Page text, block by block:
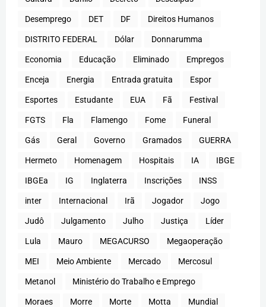
Desemprego DET DF Direitos Humanos
DISTRITO FEDERAL Dólar Donnarumma
Economia Educação Eliminado Empregos
Enceja Energia Entrada gratuita Espor
Esportes Estudante EUA Fã Festival
FGTS Fla Flamengo Fome Funeral
Gás Geral Governo Gramados GUERRA
Hermeto Homenagem Hospitais IA IBGE
IBGEa IG Inglaterra Inscrições INSS
inter Internacional Irã Jogador Jogo
Judô Julgamento Julho Justiça Líder
Lula Mauro MEGACURSO Megaoperação
MEI Meio Ambiente Mercado Mercosul
Metanol Ministério do Trabalho e Emprego
Moraes Morre Morte Motta Mundial